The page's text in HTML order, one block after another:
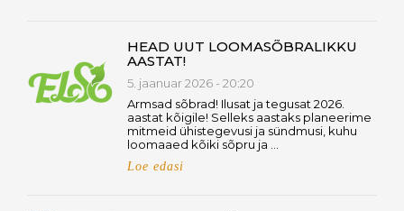
HEAD UUT LOOMASÕBRALIKKU
AASTAT!
5. jaanuar 2026 - 20:20
Armsad sõbrad! Ilusat ja tegusat 2026.
aastat kõigile! Selleks aastaks planeerime
mitmeid ühistegevusi ja sündmusi, kuhu
loomaaed kõiki sõpru ja …
Loe edasi